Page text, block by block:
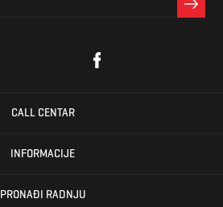
CALL CENTAR
INFORMACIJE
PRONAĐI RADNJU